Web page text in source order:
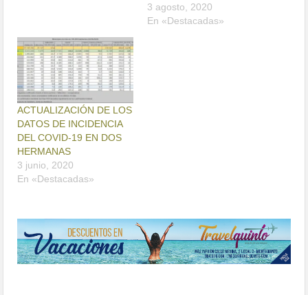
3 agosto, 2020
En «Destacadas»
ACTUALIZACIÓN DE LOS
DATOS DE INCIDENCIA
DEL COVID-19 EN DOS
HERMANAS
3 junio, 2020
En «Destacadas»